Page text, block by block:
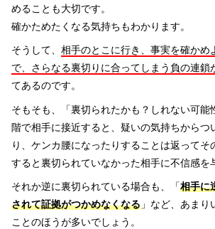
めることも大切です。
確かためたくなる気持ちもわかります。
そうして、 相手のとこに行き、事実を確かめ
で、さらなる裏切りに合ってしまう負の連鎖
てあるのです。
そもそも、「裏切られたかも？しれない可能
階で相手に接近すると、疑いの気持ちからつ
り、ケンカ腰になったりすることは返ってそ
すると裏切られていなかった相手に不信感を
それか逆に裏切られている場合も、「相手に
されて証拠がつかめなくなる 」など、あま
ことのほうが多いでしょう。